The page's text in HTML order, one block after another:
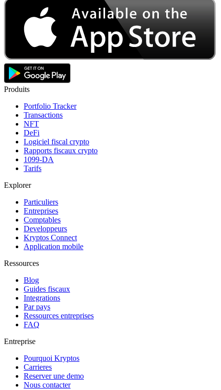
Produits
Portfolio Tracker
Transactions
NFT
DeFi
Logiciel fiscal crypto
Rapports fiscaux crypto
1099-DA
Tarifs
Explorer
Particuliers
Entreprises
Comptables
Developpeurs
Kryptos Connect
Application mobile
Ressources
Blog
Guides fiscaux
Integrations
Par pays
Ressources entreprises
FAQ
Entreprise
Pourquoi Kryptos
Carrieres
Reserver une demo
Nous contacter